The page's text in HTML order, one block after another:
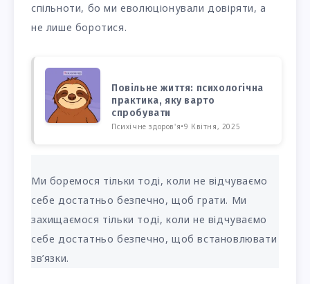
спільноти, бо ми еволюціонували довіряти, а
не лише боротися.
Повільне життя: психологічна
практика, яку варто
спробувати
Психічне здоров'я•9 Квітня, 2025
Ми боремося тільки тоді, коли не відчуваємо
себе достатньо безпечно, щоб грати. Ми
захищаємося тільки тоді, коли не відчуваємо
себе достатньо безпечно, щоб встановлювати
зв’язки.